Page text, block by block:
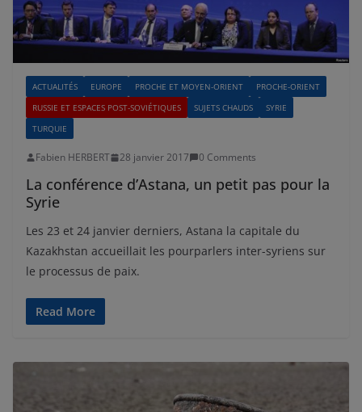
ACTUALITÉS EUROPE PROCHE ET MOYEN-ORIENT
PROCHE-ORIENT
RUSSIE ET ESPACES POST-SOVIÉTIQUES
SUJETS CHAUDS
SYRIE
TURQUIE
Fabien HERBERT 28 janvier 2017 0 Comments
La conférence d’Astana, un petit pas pour la
Syrie
Les 23 et 24 janvier derniers, Astana la capitale du
Kazakhstan accueillait les pourparlers inter-syriens sur
le processus de paix.
Read More